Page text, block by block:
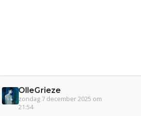
OlleGrieze
zondag 7 december 2025 om
21:54